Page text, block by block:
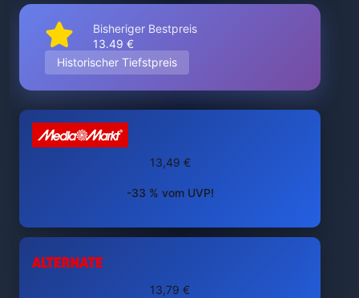
Bisheriger Bestpreis
13.49 €
Historischer Tiefstpreis
13,49 €
-33 % vom UVP!
13,79 €